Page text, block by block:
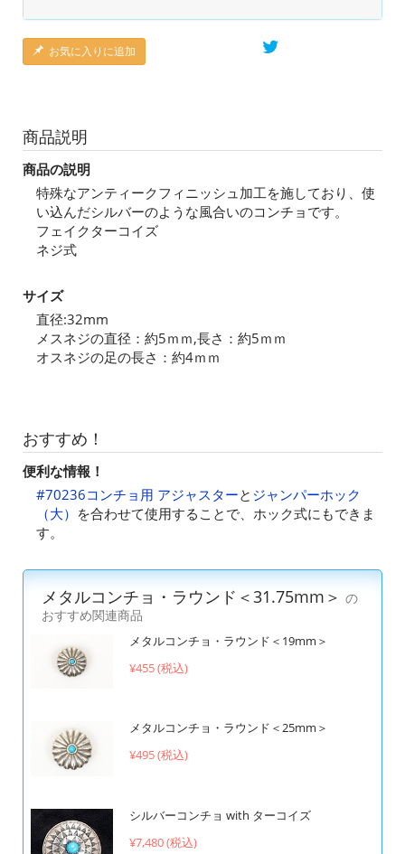
お気に入りに追加
商品説明
商品の説明
特殊なアンティークフィニッシュ加工を施しており、使
い込んだシルバーのような風合いのコンチョです。
フェイクターコイズ
ネジ式
サイズ
直径:32mm
メスネジの直径：約5ｍｍ,長さ：約5ｍｍ
オスネジの足の長さ：約4ｍｍ
おすすめ！
便利な情報！
#70236コンチョ用 アジャスターと ジャンパーホック
（大） を合わせて使用することで、ホック式にもできま
す。
メタルコンチョ・ラウンド＜31.75mm＞ の
おすすめ関連商品
メタルコンチョ・ラウンド＜19mm＞
¥455 (税込)
メタルコンチョ・ラウンド＜25mm＞
¥495 (税込)
シルバーコンチョ with ターコイズ
¥7,480 (税込)